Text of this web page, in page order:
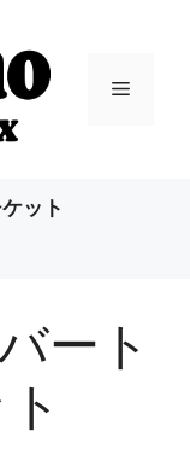
メ
ット
ート